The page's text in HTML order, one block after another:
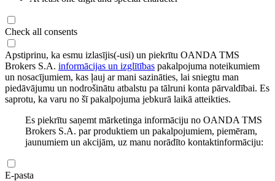
Check all consents
Apstiprinu, ka esmu izlasījis(-usi) un piekrītu OANDA TMS
Brokers S.A. informācijas un izglītības pakalpojuma noteikumiem
un nosacījumiem, kas ļauj ar mani sazināties, lai sniegtu man
piedāvājumu un nodrošinātu atbalstu pa tālruni konta pārvaldībai. Es
saprotu, ka varu no šī pakalpojuma jebkurā laikā atteikties.
Es piekrītu saņemt mārketinga informāciju no OANDA TMS
Brokers S.A. par produktiem un pakalpojumiem, piemēram,
jaunumiem un akcijām, uz manu norādīto kontaktinformāciju:
E-pasta